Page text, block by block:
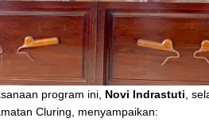
program ini, Novi Indrastuti,
Cluring, menyampaikan: